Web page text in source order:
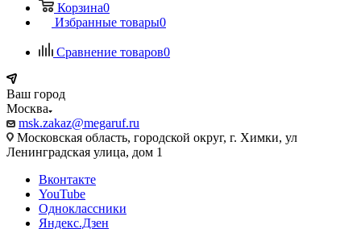
Корзина0
Избранные товары0
Сравнение товаров0
Ваш город
Москва
msk.zakaz@megaruf.ru
Московская область, городской округ, г. Химки, ул
Ленинградская улица, дом 1
Вконтакте
YouTube
Одноклассники
Яндекс.Дзен